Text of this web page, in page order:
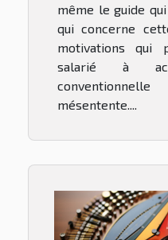
même le guide
qui concerne
motivations qui
salarié à
mésentente....